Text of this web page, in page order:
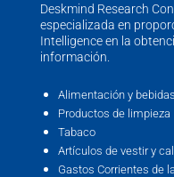
Deskmind Research
especializada en
Intelligence en la
información.
Alimentación y bebidas
Productos de limpieza
Tabaco
Artículos de vestir y
Gastos Corrientes de